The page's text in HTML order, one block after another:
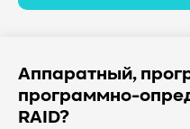
Аппаратный,
программно-
RAID?